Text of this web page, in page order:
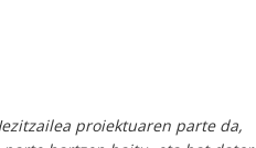
proiektuaren parte da,